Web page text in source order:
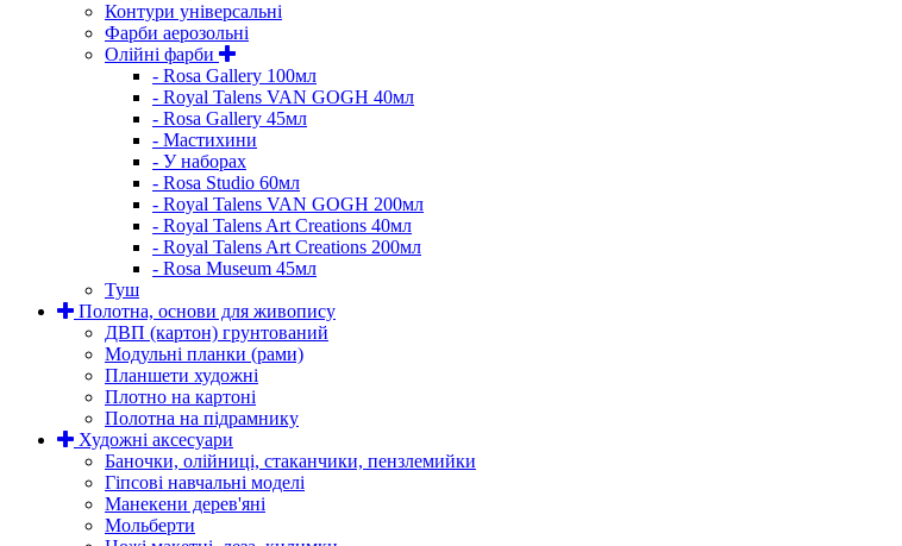
Контури універсальні
Фарби аерозольні
Олійні фарби
- Rosa Gallery 100мл
- Royal Talens VAN GOGH 40мл
- Rosa Gallery 45мл
- Мастихини
- У наборах
- Rosa Studio 60мл
- Royal Talens VAN GOGH 200мл
- Royal Talens Art Creations 40мл
- Royal Talens Art Creations 200мл
- Rosa Museum 45мл
Туш
Полотна, основи для живопису
ДВП (картон) грунтований
Модульні планки (рами)
Планшети художні
Плотно на картоні
Полотна на підрамнику
Художні аксесуари
Баночки, олійниці, стаканчики, пензлемийки
Гіпсові навчальні моделі
Манекени дерев'яні
Мольберти